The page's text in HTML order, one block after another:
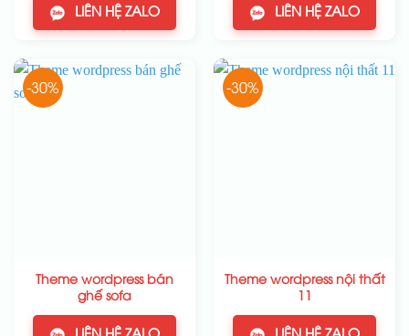
LIÊN HỆ ZALO LIÊN HỆ ZALO
-30%
Theme wordpress bán
ghế sofa
LIÊN HỆ ZALO
-30%
Theme wordpress nội thất
11
LIÊN HỆ ZALO